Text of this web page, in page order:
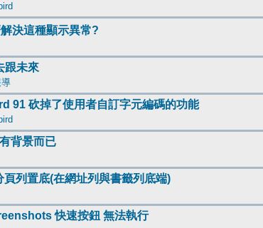
決這種顯示異常?
跟未來
91 砍掉了使用者自訂字元編碼的功能
背景而已
頁列置底(在網址列與書籤列底端)
快速按鈕 無法執行